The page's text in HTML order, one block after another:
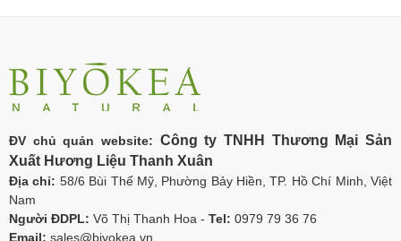
ĐV chủ quản website: Công ty TNHH Thương Mại Sản
Xuất Hương Liệu Thanh Xuân
Địa chỉ: 58/6 Bùi Thế Mỹ, Phường Bảy Hiền, TP. Hồ Chí Minh, Việt
Nam
Người ĐDPL: Võ Thị Thanh Hoa - Tel: 0979 79 36 76
Email: sales@biyokea.vn